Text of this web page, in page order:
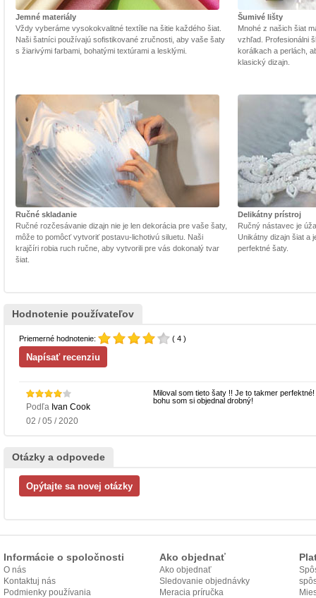
Jemné materiály
Vždy vyberáme vysokokvalitné textílie na šitie každého šiat.
Naši šatníci používajú sofistikované zručnosti, aby vaše šaty
s žiarivými farbami, bohatými textúrami a lesklými.
Šumivé lišty
Mnohé z našich šiat
vzhľad. Profesionálni
korálkach a perlách,
klasický dizajn.
Ručné skladanie
Ručné rozčesávanie dizajn nie je len dekorácia pre vaše šaty,
môže to pomôcť vytvoriť postavu-lichotivú siluetu. Naši
krajčíri robia ruch ručne, aby vytvorili pre vás dokonalý tvar
šiat.
Delikátny prístroj
Ručný nástavec je
Unikátny dizajn šiat a
perfektné šaty.
Hodnotenie používateľov
Priemerné hodnotenie: ( 4 )
Podľa Ivan Cook
02 / 05 / 2020
Miloval som tieto šaty !! Je to takmer
bohu som si objednal drobný!
Otázky a odpovede
Informácie o spoločnosti
O nás
Kontaktuj nás
Podmienky používania
Ako objednať
Ako objednať
Sledovanie objednávky
Meracia príručka